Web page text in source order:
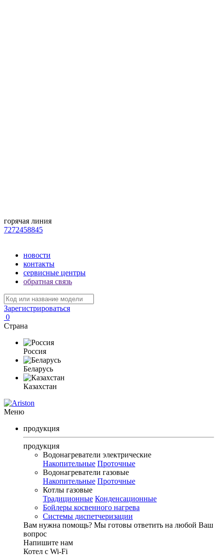
горячая линия
7272458845
новости
контакты
сервисные центры
обратная связь
Зарегистрироваться
0
Страна
Россия
Беларусь
Казахстан
Меню
продукция
продукция
Водонагреватели электрические
Накопительные Проточные
Водонагреватели газовые
Накопительные Проточные
Котлы газовые
Традиционные Конденсационные
Бойлеры косвенного нагрева
Системы диспетчеризации
Вам нужна помощь? Мы готовы ответить на любой Ваш
вопрос
Напишите нам
Котел с Wi-Fi